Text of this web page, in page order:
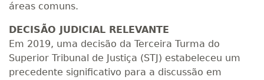
áreas comuns.
DECISÃO JUDICIAL RELEVANTE
Em 2019, uma decisão da Terceira Turma do
Superior Tribunal de Justiça (STJ) estabeleceu um
precedente significativo para a discussão em